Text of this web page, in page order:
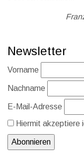
Newsletter
Vorname
Nachname
E-Mail-Adresse
Hiermit akzeptiere